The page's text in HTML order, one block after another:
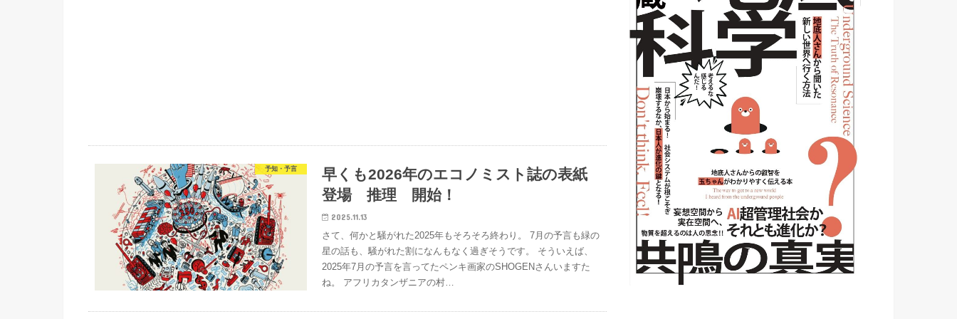
予知・予言
早くも2026年のエコノミスト誌の表紙
登場 推理 開始！
2025.11.13
さて、何かと騒がれた2025年もそろそろ終わり。 7月の予言も緑の
星の話も、騒がれた割になんもなく過ぎそうです。 そういえば、
2025年7月の予言を言ってたペンキ画家のSHOGENさんいますた
ね。 アフリカタンザニアの村…